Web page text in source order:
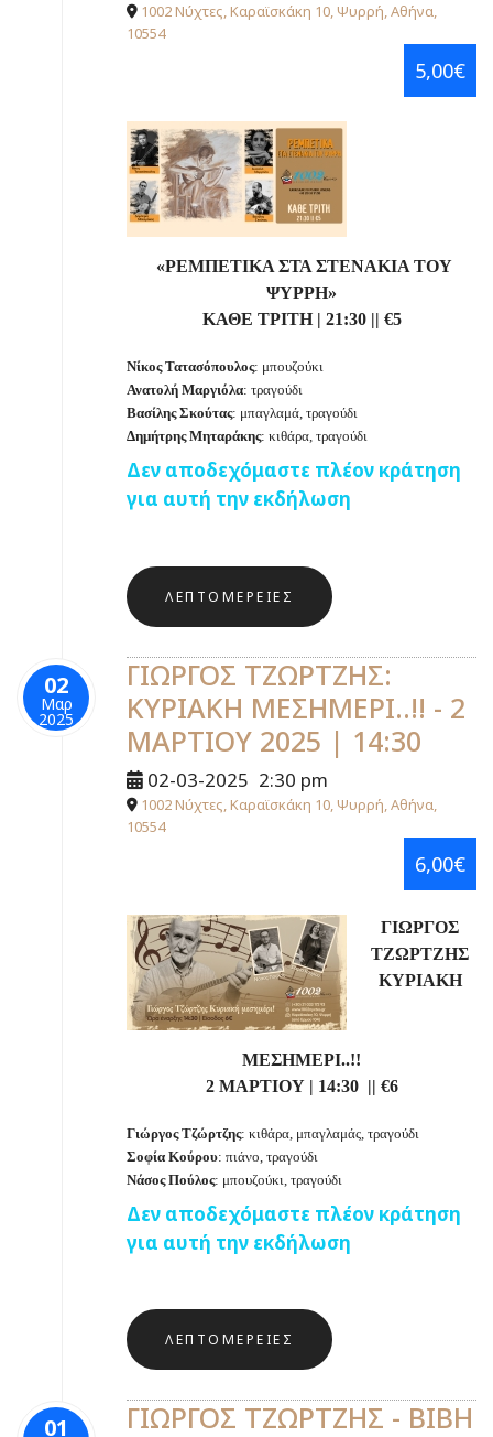
1002 Νύχτες, Καραϊσκάκη 10, Ψυρρή, Αθήνα,
10554
5,00€
«ΡΕΜΠΕΤΙΚΑ ΣΤΑ ΣΤΕΝΑΚΙΑ ΤΟΥ
ΨΥΡΡΗ»
ΚΑΘΕ ΤΡΙΤΗ | 21:30 || €5
Νίκος Τατασόπουλος: μπουζούκι
Ανατολή Μαργιόλα: τραγούδι
Βασίλης Σκούτας: μπαγλαμά, τραγούδι
Δημήτρης Μηταράκης: κιθάρα, τραγούδι
Δεν αποδεχόμαστε πλέον κράτηση
για αυτή την εκδήλωση
ΛΕΠΤΟΜΈΡΕΙΕΣ
02
Μαρ
2025
ΓΙΩΡΓΟΣ ΤΖΩΡΤΖΗΣ:
ΚΥΡΙΑΚΗ ΜΕΣΗΜΕΡΙ..!! - 2
ΜΑΡΤΙΟΥ 2025 | 14:30
02-03-2025 2:30 pm
1002 Νύχτες, Καραϊσκάκη 10, Ψυρρή, Αθήνα,
10554
6,00€
ΓΙΩΡΓΟΣ
ΤΖΩΡΤΖΗΣ
ΚΥΡΙΑΚΗ
ΜΕΣΗΜΕΡΙ..!!
2 ΜΑΡΤΙΟΥ | 14:30 || €6
Γιώργος Τζώρτζης: κιθάρα, μπαγλαμάς, τραγούδι
Σοφία Κούρου: πιάνο, τραγούδι
Νάσος Πούλος: μπουζούκι, τραγούδι
Δεν αποδεχόμαστε πλέον κράτηση
για αυτή την εκδήλωση
ΛΕΠΤΟΜΈΡΕΙΕΣ
01
ΓΙΩΡΓΟΣ ΤΖΩΡΤΖΗΣ - ΒΙΒΗ